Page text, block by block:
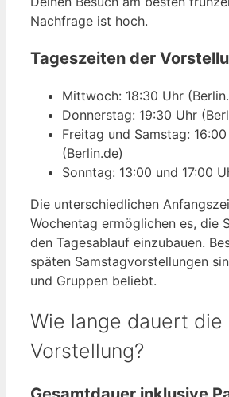
Nachfrage ist hoch.
Tageszeiten der
Mittwoch: 18:30 Uhr
Donnerstag: 19:30 Uhr
Freitag und Samstag:
(Berlin.de)
Sonntag: 13:00 und 17:00
Die unterschiedlichen
Wochentag ermöglichen es, die
den Tagesablauf einzubauen.
späten Samstagvorstellungen
und Gruppen beliebt.
Wie lange dauert die
Vorstellung?